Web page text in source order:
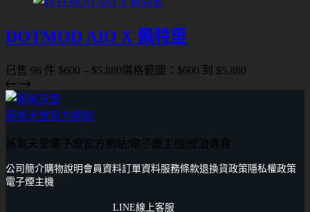
DOTMOD AIO X 佩特里
已售 96 件 $600 – $5,880價格範圍：$600 到 $5,880
蒸氣天堂官方網站
蒸氣天堂電子煙官方網站|電子煙主機|煙油專賣
公司簡介購物說明會員資料訂單資料服務條款退換貨政策隱私權政策
電子煙主機
LINE線上客服